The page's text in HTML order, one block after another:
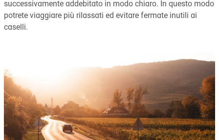
successivamente addebitato in modo chiaro. In questo modo
potrete viaggiare più rilassati ed evitare fermate inutili ai
caselli.